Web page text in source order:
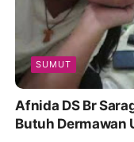
SUMUT
Afnida DS Br
Butuh Dermawan